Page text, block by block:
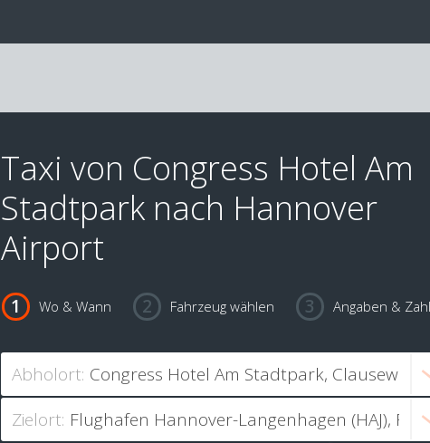
Taxi von Congress Hotel Am
Stadtpark nach Hannover
Airport
Wo & Wann Fahrzeug wählen Angaben &
Abholort:
Zielort: